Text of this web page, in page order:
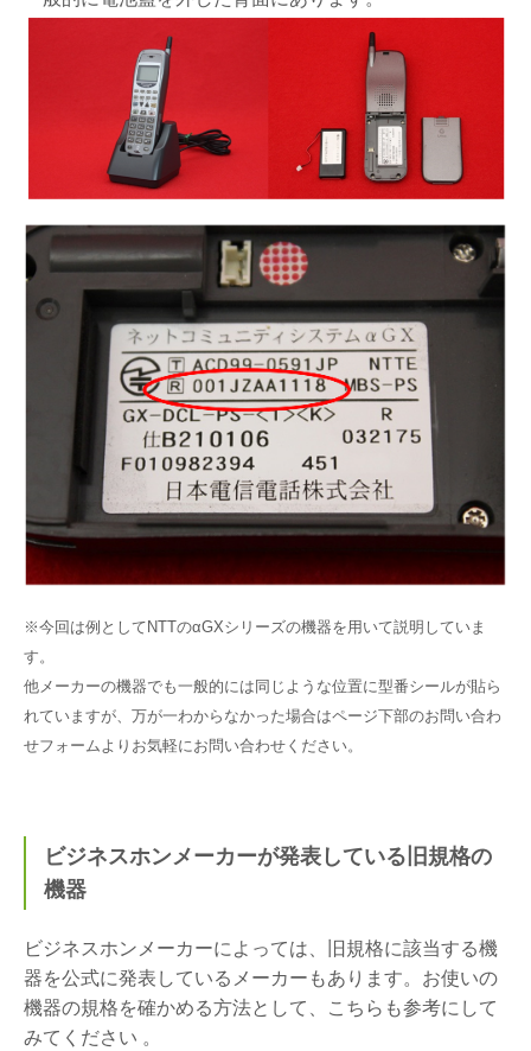
※今回は例としてNTTのαGXシリーズの機器を用いて説明していま
す。
他メーカーの機器でも一般的には同じような位置に型番シールが貼ら
れていますが、万が一わからなかった場合はページ下部のお問い合わ
せフォームよりお気軽にお問い合わせください。
ビジネスホンメーカーが発表している旧規格の
機器
ビジネスホンメーカーによっては、旧規格に該当する機
器を公式に発表しているメーカーもあります。お使いの
機器の規格を確かめる方法として、こちらも参考にして
みてください 。